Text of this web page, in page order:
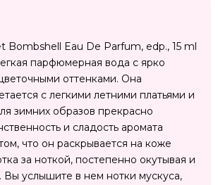
Bombshell Eau De Parfum, edp., 15 ml
парфюмерная вода с ярко
оттенками. Она
с легкими летними платьями и
зимних образов прекрасно
и сладость аромата
что он раскрывается на коже
за ноткой, постепенно окутывая и
Вы услышите в нем нотки мускуса,